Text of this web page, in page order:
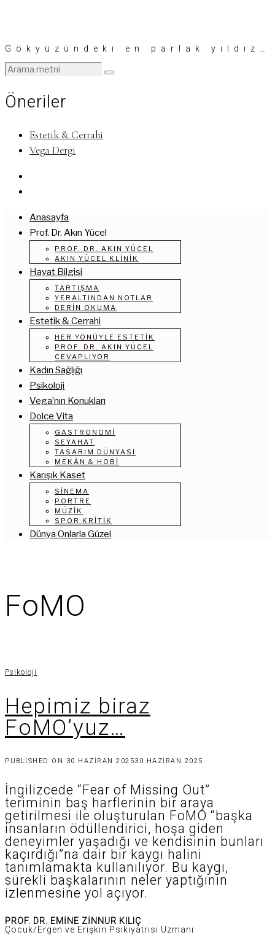
Gökyüzündeki en parlak yıldız…
Öneriler
Estetik & Cerrahi
Vega Dergi
Anasayfa
Prof. Dr. Akın Yücel
PROF. DR. AKIN YÜCEL
AKIN YÜCEL KLINIK
Hayat Bilgisi
TARTIŞMA
YERALTINDAN NOTLAR
DERIN OKUMA
Estetik & Cerrahi
HER YÖNÜYLE ESTETIK
PROF. DR. AKIN YÜCEL
CEVAPLIYOR
Kadın Sağlığı
Psikoloji
Vega’nın Konukları
Dolce Vita
GASTRONOMI
SEYAHAT
TASARIM DÜNYASI
MEKÂN & HOBI
Karışık Kaset
SINEMA
PORTRE
MÜZIK
SPOR KRITIK
Dünya Onlarla Güzel
FoMO
Psikoloji
Hepimiz biraz
FoMO’yuz…
PUBLISHED ON 30 HAZIRAN 202530 HAZIRAN 2025
İngilizcede “Fear of Missing Out”
teriminin baş harflerinin bir araya
getirilmesi ile oluşturulan FoMO “başka
insanların ödüllendirici, hoşa giden
deneyimler yaşadığı ve kendisinin bunları
kaçırdığı”na dair bir kaygı halini
tanımlamakta kullanılıyor. Bu kaygı,
sürekli başkalarının neler yaptığının
izlenmesine yol açıyor.
PROF. DR. EMİNE ZİNNUR KILIÇ
Çocuk/Ergen ve Erişkin Psikiyatrisi Uzmanı